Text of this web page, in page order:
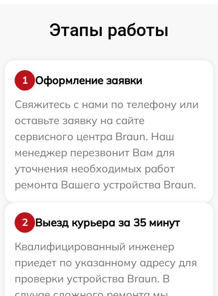
Этапы работы
1
Оформление заявки
Свяжитесь с нами по телефону или
оставьте заявку на сайте
сервисного центра Braun. Наш
менеджер перезвонит Вам для
уточнения необходимых работ
ремонта Вашего устройства Braun.
2
Выезд курьера за 35 минут
Квалифицированный инженер
приедет по указанному адресу для
проверки устройства Braun. В